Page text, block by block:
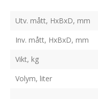
Utv. mått, HxBxD, mm
Inv. mått, HxBxD, mm
Vikt, kg
Volym, liter